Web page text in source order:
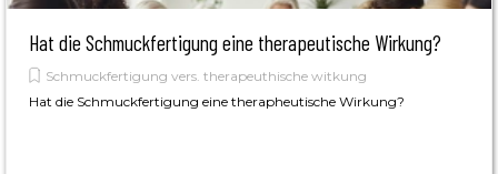
Hat die Schmuckfertigung eine therapeutische Wirkung?
Schmuckfertigung vers. therapeuthische witkung
Hat die Schmuckfertigung eine therapheutische Wirkung?